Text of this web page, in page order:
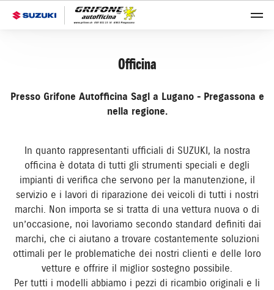
Officina
Presso Grifone Autofficina Sagl a Lugano - Pregassona e
nella regione.
In quanto rappresentanti ufficiali di SUZUKI, la nostra
officina è dotata di tutti gli strumenti speciali e degli
impianti di verifica che servono per la manutenzione, il
servizio e i lavori di riparazione dei veicoli di tutti i nostri
marchi. Non importa se si tratta di una vettura nuova o di
un’occasione, noi lavoriamo secondo standard definiti dai
marchi, che ci aiutano a trovare costantemente soluzioni
ottimali per le problematiche dei nostri clienti e delle loro
vetture e offrire il miglior sostegno possibile.
Per tutti i modelli abbiamo i pezzi di ricambio originali e li